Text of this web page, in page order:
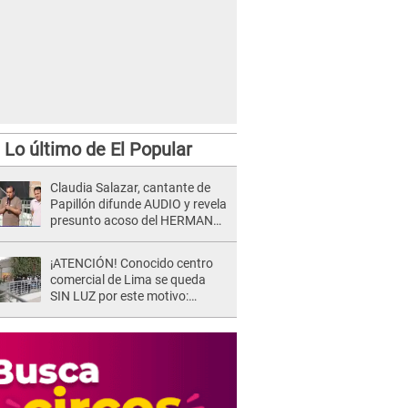
Lo último de El Popular
Claudia Salazar, cantante de
Papillón difunde AUDIO y revela
presunto acoso del HERMANO
Luz: "Me quedé asustada, en
shock"
¡ATENCIÓN! Conocido centro
comercial de Lima se queda
SIN LUZ por este motivo: